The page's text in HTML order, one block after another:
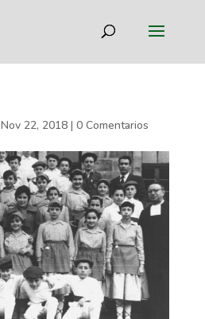
Nov 22, 2018| 0 Comentarios